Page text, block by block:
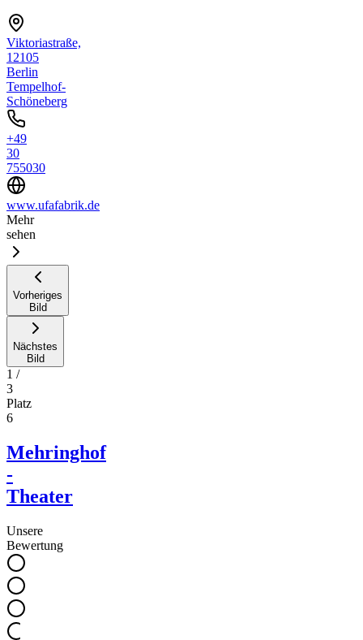
Viktoriastraße,
12105
Berlin
Tempelhof-
Schöneberg
+49
30
755030
www.ufafabrik.de
Mehr
sehen
Vorheriges
Bild
Nächstes
Bild
1 /
3
Platz
6
Mehringhof
-
Theater
Unsere
Bewertung